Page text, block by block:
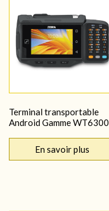
Terminal transportable
Android Gamme WT6300
En savoir plus